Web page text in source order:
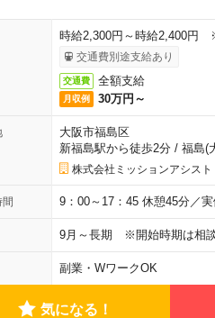
時給2,300円～時給2,400円
交通費別途支給あり
交通費 全額支給
月収例 30万円～
大阪市福島区
新福島駅から徒歩2分/ 福島(
株式会社ミッションアシスト
間 9：00～17：45 休憩45分／
9月～長期 ※開始時期は相
副業・WワークOK
気になる！